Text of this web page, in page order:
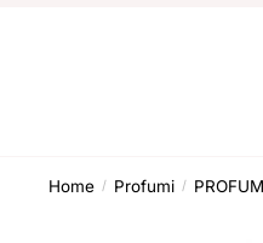
Home / Profumi /